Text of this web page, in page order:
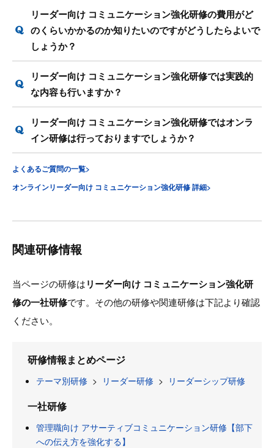
リーダー向け コミュニケーション強化研修の費用がど
のくらいかかるのか知りたいのですがどうしたらよいで
しょうか？
リーダー向け コミュニケーション強化研修では実践的
な内容も行いますか？
リーダー向け コミュニケーション強化研修ではオンラ
イン研修は行っておりますでしょうか？
よくあるご質問の一覧>
オンラインリーダー向け コミュニケーション強化研修 詳細>
関連研修情報
当ページの研修はリーダー向け コミュニケーション強化研
修の一社研修です。その他の研修や関連研修は下記より確認
ください。
研修情報まとめページ
テーマ別研修 > リーダー研修 > リーダーシップ研修
一社研修
管理職向け アサーティブコミュニケーション研修【部下
への伝え方を強化する】